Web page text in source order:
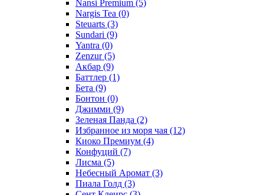
Nansi Premium (5)
Nargis Tea (0)
Steuarts (3)
Sundari (9)
Yantra (0)
Zenzur(5)
Акбар (9)
Баттлер (1)
Бета (9)
Бонтон (0)
Джимми (9)
Зеленая Панда (2)
Избранное из моря чая (12)
Киоко Премиум (4)
Конфуций (7)
Лисма (5)
Небесный Аромат (3)
Пиала Голд (3)